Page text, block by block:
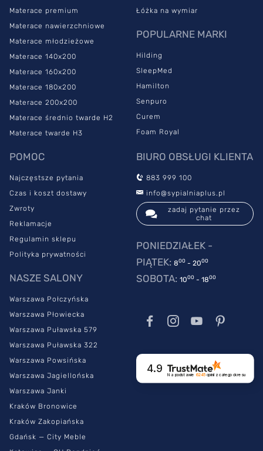
Materace premium
Materace nawierzchniowe
Materace młodzieżowe
Materace 140x200
Materace 160x200
Materace 180x200
Materace 200x200
Materace średnio twarde H2
Materace twarde H3
Łóżka na wymiar
POPULARNE MARKI
Hilding
SleepMed
Hamilton
Senpuro
Curem
Foam Royal
POMOC
Najczęstsze pytania
Czas i koszt dostawy
Zwroty
Reklamacje
Regulamin sklepu
Polityka prywatności
NASZE SALONY
Warszawa Połczyńska
Warszawa Płowiecka
Warszawa Puławska 579
Warszawa Puławska 322
Warszawa Powsińska
Warszawa Jagiellońska
Warszawa Janki
Kraków Bronowice
Kraków Zakopiańska
Gdańsk — City Meble
BIURO OBSŁUGI KLIENTA
883 999 100
info@sypialniaplus.pl
zadaj pytanie przez
chat
PONIEDZIAŁEK -
PIĄTEK: 800 - 2000
SOBOTA: 1000 - 1800
4.9
Na podstawie 6245opinii z całego okresu